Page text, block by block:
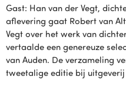
Gast: Han van der Vegt,
aflevering gaat Robert van
Vegt over het werk van
vertaalde een genereuze
van Auden. De verzameling
tweetalige editie bij